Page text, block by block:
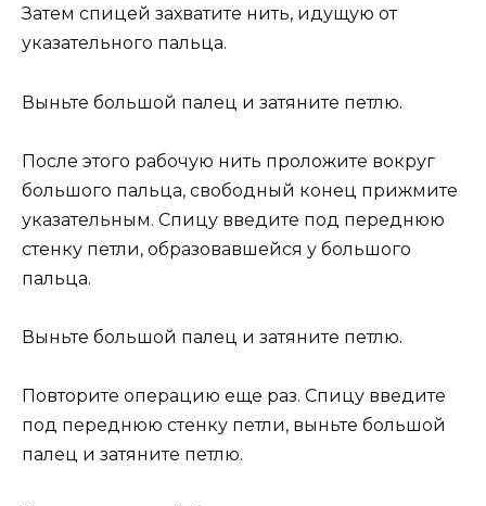
Затем спицей захватите нить, идущую от
указательного пальца.
Выньте большой палец и затяните петлю.
После этого рабочую нить проложите вокруг
большого пальца, свободный конец прижмите
указательным. Спицу введите под переднюю
стенку петли, образовавшейся у большого
пальца.
Выньте большой палец и затяните петлю.
Повторите операцию еще раз. Спицу введите
под переднюю стенку петли, выньте большой
палец и затяните петлю.